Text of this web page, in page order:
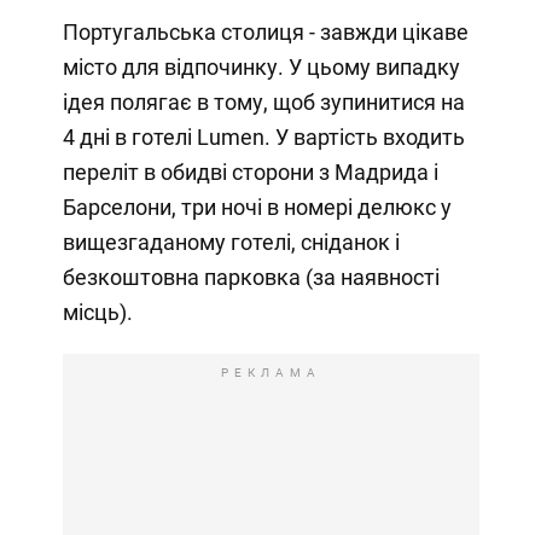
Португальська столиця - завжди цікаве
місто для відпочинку. У цьому випадку
ідея полягає в тому, щоб зупинитися на
4 дні в готелі Lumen. У вартість входить
переліт в обидві сторони з Мадрида і
Барселони, три ночі в номері делюкс у
вищезгаданому готелі, сніданок і
безкоштовна парковка (за наявності
місць).
РЕКЛАМА